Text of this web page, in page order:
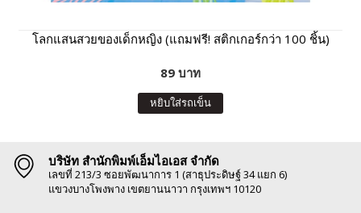
โลกแสนสวยของเด็กหญิง (แถมฟรี! สติกเกอร์กว่า 100 ชิ้น)
89 บาท
หยิบใส่รถเข็น
บริษัท สำนักพิมพ์เอ็มไอเอส จำกัด
เลขที่ 213/3 ซอยพัฒนาการ 1 (สาธุประดิษฐ์ 34 แยก 6)
แขวงบางโพงพาง เขตยานนาวา กรุงเทพฯ 10120